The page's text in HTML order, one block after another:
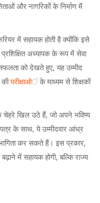
और नागरिकों के निर्माण में
में सहायक होती है क्योंकि इसे
अध्यापक के रूप में सेवा
को देखते हुए, यह उम्मीद
कीपरीक्षाओं के माध्यम से शिक्षकों
खिल उठे हैं, जो अपने भविष्य
के साथ, ये उम्मीदवार आंध्र
कर सकते हैं। इस प्रकार,
बढ़ाने में सहायक होगी, बल्कि राज्य